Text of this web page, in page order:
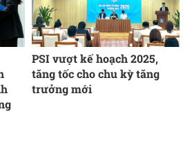
PSI vượt kế hoạch 2025,
tăng tốc cho chu kỳ tăng
trưởng mới